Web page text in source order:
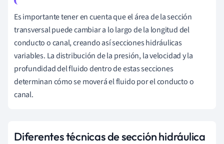
Es importante tener en cuenta que el área de la sección
transversal puede cambiar a lo largo de la longitud del
conducto o canal, creando así secciones hidráulicas
variables. La distribución de la presión, la velocidad y la
profundidad del fluido dentro de estas secciones
determinan cómo se moverá el fluido por el conducto o
canal.
Diferentes técnicas de sección hidráulica